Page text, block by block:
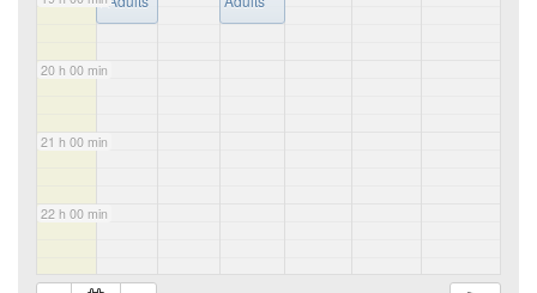
20 h 00 min
21 h 00 min
22 h 00 min
23 h 00 min